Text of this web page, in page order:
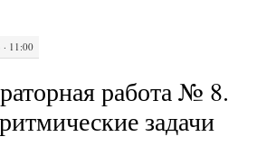
· 11:00
работа № 8.
задачи